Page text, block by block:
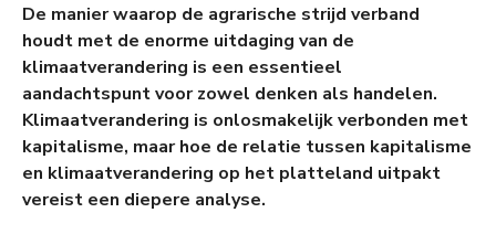
De manier waarop de agrarische strijd verband
houdt met de enorme uitdaging van de
klimaatverandering is een essentieel
aandachtspunt voor zowel denken als handelen.
Klimaatverandering is onlosmakelijk verbonden met
kapitalisme, maar hoe de relatie tussen kapitalisme
en klimaatverandering op het platteland uitpakt
vereist een diepere analyse.